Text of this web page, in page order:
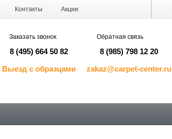
Контакты Акции
Заказать звонок
8 (495) 664 50 82
Выезд с образцами
Обратная связь
8 (985) 798 12 20
zakaz@carpet-center.ru